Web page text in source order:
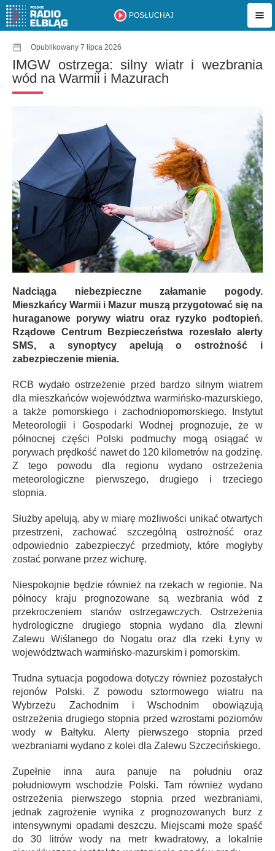
POSŁUCHAJ
Opublikowany 7 lipca 2026
IMGW ostrzega: silny wiatr i wezbrania
wód na Warmii i Mazurach
Nadciąga niebezpieczne załamanie pogody.
Mieszkańcy Warmii i Mazur muszą przygotować się na
huraganowe porywy wiatru oraz ryzyko podtopień.
Rządowe Centrum Bezpieczeństwa rozesłało alerty
SMS, a synoptycy apelują o ostrożność i
zabezpieczenie mienia.
RCB wydało ostrzeżenie przed bardzo silnym wiatrem
dla mieszkańców województwa warmińsko-mazurskiego,
a także pomorskiego i zachodniopomorskiego. Instytut
Meteorologii i Gospodarki Wodnej prognozuje, że w
północnej części Polski podmuchy mogą osiągać w
porywach prędkość nawet do 120 kilometrów na godzinę.
Z tego powodu dla regionu wydano ostrzeżenia
meteorologiczne pierwszego, drugiego i trzeciego
stopnia.
Służby apelują, aby w miarę możliwości unikać otwartych
przestrzeni, zachować szczególną ostrożność oraz
odpowiednio zabezpieczyć przedmioty, które mogłyby
zostać porwane przez wichurę.
Niespokojnie będzie również na rzekach w regionie. Na
północy kraju prognozowane są wezbrania wód z
przekroczeniem stanów ostrzegawczych. Ostrzeżenia
hydrologiczne drugiego stopnia wydano dla zlewni
Zalewu Wiślanego do Nogatu oraz dla rzeki Łyny w
województwach warmińsko-mazurskim i pomorskim.
Trudna sytuacja pogodowa dotyczy również pozostałych
rejonów Polski. Z powodu sztormowego wiatru na
Wybrzeżu Zachodnim i Wschodnim obowiązują
ostrzeżenia drugiego stopnia przed wzrostami poziomów
wody w Bałtyku. Alerty pierwszego stopnia przed
wezbraniami wydano z kolei dla Zalewu Szczecińskiego.
Zupełnie inna aura panuje na południu oraz
południowym wschodzie Polski. Tam również wydano
ostrzeżenia pierwszego stopnia przed wezbraniami,
jednak zagrożenie wynika z prognozowanych burz z
intensywnymi opadami deszczu. Miejscami może spaść
do 30 litrów wody na metr kwadratowy, a lokalnie